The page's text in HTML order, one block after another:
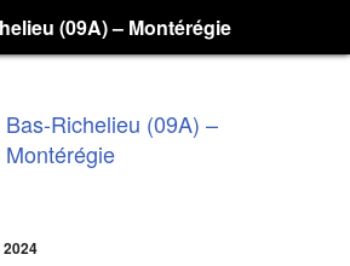
(09A) – Montérégie
Bas-Richelieu (09A) –
Montérégie